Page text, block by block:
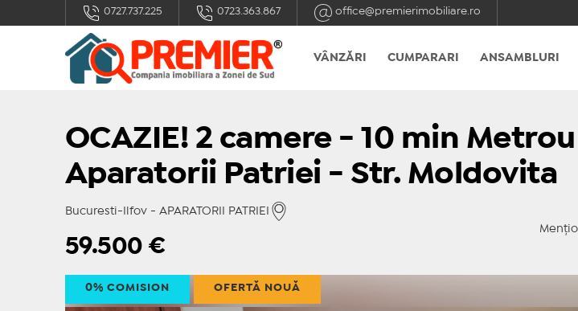
0727.737.225 0723.363.867 office@premierimobiliare.ro
VÂNZĂRI CUMPARARI ANSAMBLURI
OCAZIE! 2 camere - 10 min Metrou
Aparatorii Patriei - Str. Moldovita
Bucuresti-Ilfov - APARATORII PATRIEI
59.500€
0% COMISION OFERTĂ NOUĂ